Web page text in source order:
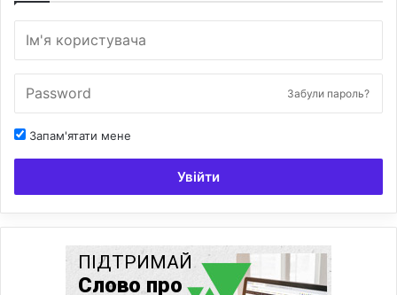
Забули пароль?
Запам'ятати мене
Увійти